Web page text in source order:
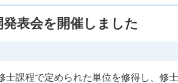
表会を開催しました
士課程で定められた単位を修得し、修